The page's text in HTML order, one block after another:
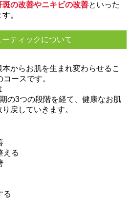
斑の改善やニキビの改善といった
。
ーティックについて
からお肌を生まれ変わらせるこ
ースです。
の3つの段階を経て、健康なお肌
戻していきます。
える
る